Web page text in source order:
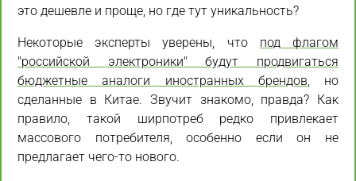
это дешевле и проще, но где тут уникальность?
Некоторые эксперты уверены, что под флагом
"российской электроники" будут продвигаться
бюджетные аналоги иностранных брендов , но
сделанные в Китае. Звучит знакомо, правда? Как
правило, такой ширпотреб редко привлекает
массового потребителя, особенно если он не
предлагает чего-то нового.